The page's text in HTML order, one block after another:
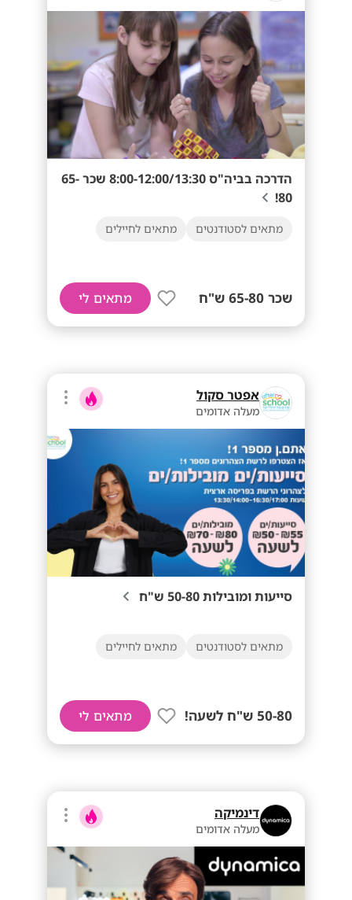
הדרכה בביה"ס 8:00-12:00/13:30 שכר 65-
80!
מתאים לסטודנטים מתאים לחיילים
שכר 65-80 ש"ח מתאים לי
אפטר סקול
מעלה אדומים
סייעות ומובילות 50-80 ש"ח
מתאים לסטודנטים מתאים לחיילים
50-80 ש"ח לשעה! מתאים לי
דינמיקה
מעלה אדומים